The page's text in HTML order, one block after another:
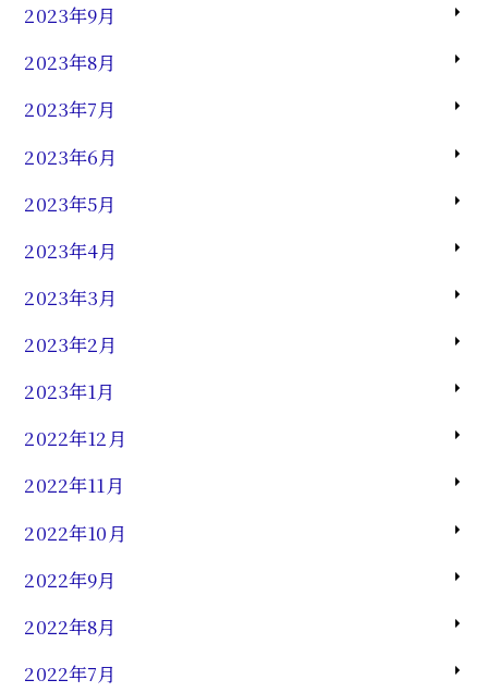
2023年9月
2023年8月
2023年7月
2023年6月
2023年5月
2023年4月
2023年3月
2023年2月
2023年1月
2022年12月
2022年11月
2022年10月
2022年9月
2022年8月
2022年7月